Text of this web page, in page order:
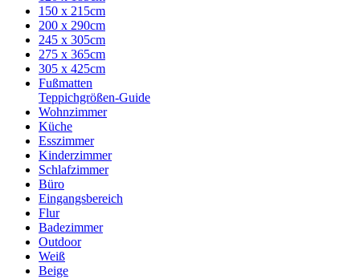
150 x 215cm
200 x 290cm
245 x 305cm
275 x 365cm
305 x 425cm
Fußmatten
Teppichgrößen-Guide
Wohnzimmer
Küche
Esszimmer
Kinderzimmer
Schlafzimmer
Büro
Eingangsbereich
Flur
Badezimmer
Outdoor
Weiß
Beige